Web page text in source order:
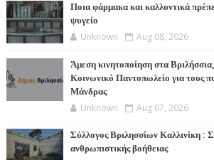
Ποια φάρμακα και καλλυντικά
ψυγείο
Unknown Aug 08, 2026
Άμεση κινητοποίηση στα
Κοινωνικό Παντοπωλείο για τους
Μάνδρας
Unknown Aug 07, 2026
Σύλλογος Βριλησσίων Καλλινίκη :
ανθρωπιστικής βοήθειας